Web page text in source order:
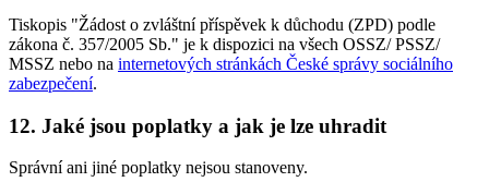
Tiskopis "Žádost o zvláštní příspěvek k důchodu (ZPD) podle
zákona č. 357/2005 Sb." je k dispozici na všech OSSZ/ PSSZ/
MSSZ nebo na internetových stránkách České správy sociálního
zabezpečení.
12. Jaké jsou poplatky a jak je lze uhradit
Správní ani jiné poplatky nejsou stanoveny.